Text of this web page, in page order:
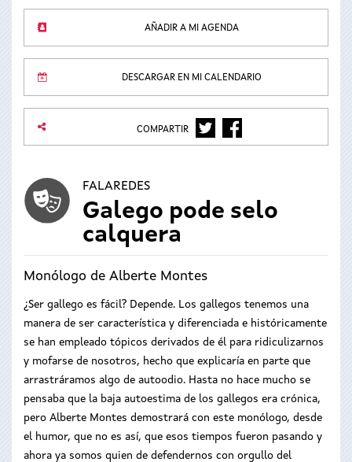
AÑADIR A MI AGENDA
DESCARGAR EN MI CALENDARIO
COMPARTIR TWITTERFACEBOOK
FALAREDES
Galego pode selo
calquera
Monólogo de Alberte Montes
¿Ser gallego es fácil? Depende. Los gallegos tenemos una
manera de ser característica y diferenciada e históricamente
se han empleado tópicos derivados de él para ridiculizarnos
y mofarse de nosotros, hecho que explicaría en parte que
arrastráramos algo de autoodio. Hasta no hace mucho se
pensaba que la baja autoestima de los gallegos era crónica,
pero Alberte Montes demostrará con este monólogo, desde
el humor, que no es así, que esos tiempos fueron pasando y
ahora ya somos quien de defendernos con orgullo del